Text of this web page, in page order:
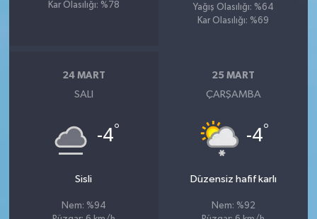
Kar Olasılığı: %78
Yağış Olasılığı: %64
Kar Olasılığı: %69
24 MART
SALI
-4°
Sisli
Nem: %94
25 MART
ÇARŞAMBA
-4°
Düzensiz hafif karlı
Nem: %92